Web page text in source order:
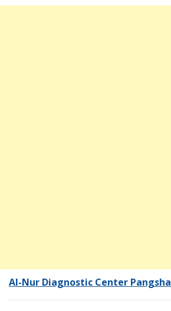
Al-Nur Diagnostic Center Pangsha